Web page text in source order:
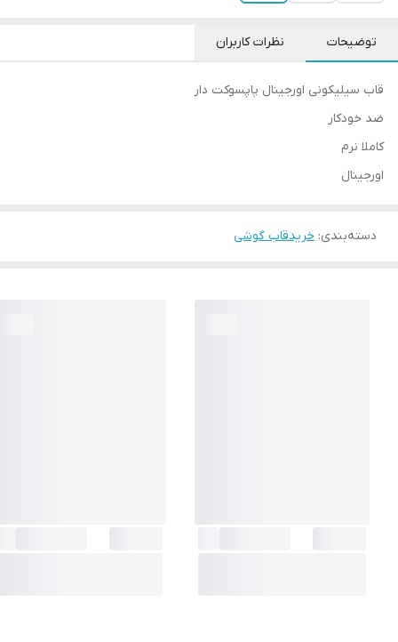
توضیحات نظرات کاربران
قاب سیلیکونی اورجینال پاپسوکت دار
ضد خودکار
کاملا نرم
اورجینال
دسته‌بندی: خریدقاب گوشی